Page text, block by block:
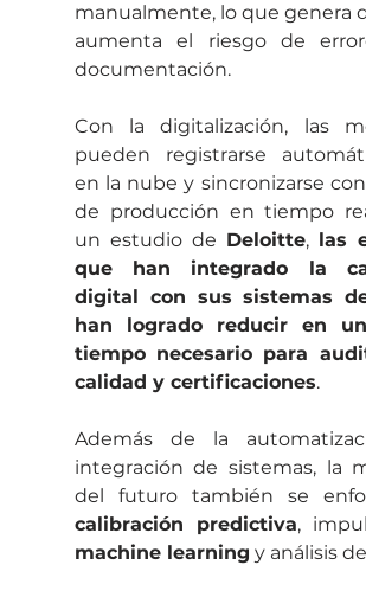
manualmente, lo que genera
aumenta el riesgo de
documentación.
Con la digitalización, las
pueden registrarse
en la nube y sincronizarse
de producción en tiempo
un estudio de Deloitte, las
que han integrado la
digital con sus sistemas
han logrado reducir en
tiempo necesario para
calidad y certificaciones.
Además de la
integración de sistemas, la
calibración predictiva
machine learning y análisis